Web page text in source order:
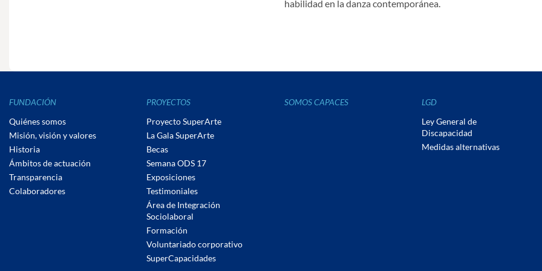
habilidad en la danza contemporánea.
FUNDACIÓN
Quiénes somos
Misión, visión y valores
Historia
Ámbitos de actuación
Transparencia
Colaboradores
PROYECTOS
Proyecto SuperArte
La Gala SuperArte
Becas
Semana ODS 17
Exposiciones
Testimoniales
Área de Integración
Sociolaboral
Formación
Voluntariado corporativo
SuperCapacidades
SOMOS CAPACES
LGD
Ley General de
Discapacidad
Medidas alternativas